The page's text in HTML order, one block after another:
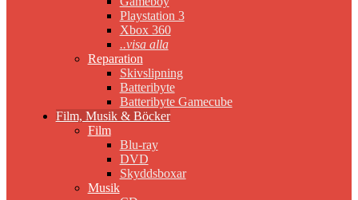
Playstation 3
Xbox 360
..visa alla
Reparation
Skivslipning
Batteribyte
Batteribyte Gamecube
Film, Musik & Böcker
Film
Blu-ray
DVD
Skyddsboxar
Musik